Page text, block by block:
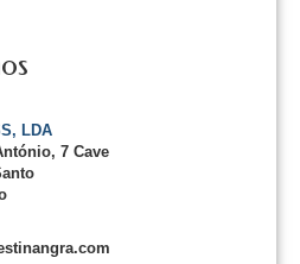
LDA
7 Cave